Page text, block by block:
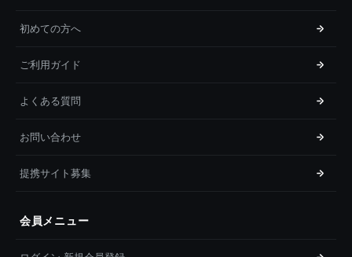
初めての方へ
ご利用ガイド
よくある質問
お問い合わせ
提携サイト募集
会員メニュー